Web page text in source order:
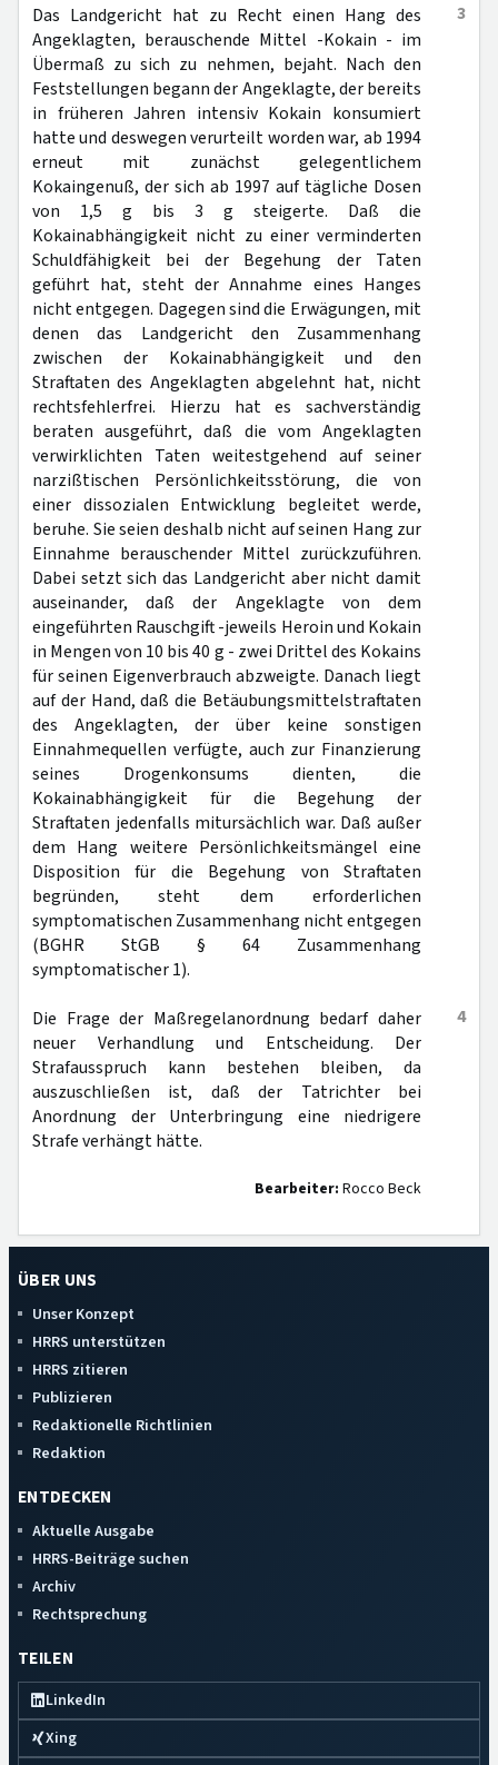
3
Das Landgericht hat zu Recht einen Hang des
Angeklagten, berauschende Mittel -Kokain - im
Übermaß zu sich zu nehmen, bejaht. Nach den
Feststellungen begann der Angeklagte, der bereits
in früheren Jahren intensiv Kokain konsumiert
hatte und deswegen verurteilt worden war, ab 1994
erneut mit zunächst gelegentlichem
Kokaingenuß, der sich ab 1997 auf tägliche Dosen
von 1,5 g bis 3 g steigerte. Daß die
Kokainabhängigkeit nicht zu einer verminderten
Schuldfähigkeit bei der Begehung der Taten
geführt hat, steht der Annahme eines Hanges
nicht entgegen. Dagegen sind die Erwägungen, mit
denen das Landgericht den Zusammenhang
zwischen der Kokainabhängigkeit und den
Straftaten des Angeklagten abgelehnt hat, nicht
rechtsfehlerfrei. Hierzu hat es sachverständig
beraten ausgeführt, daß die vom Angeklagten
verwirklichten Taten weitestgehend auf seiner
narzißtischen Persönlichkeitsstörung, die von
einer dissozialen Entwicklung begleitet werde,
beruhe. Sie seien deshalb nicht auf seinen Hang zur
Einnahme berauschender Mittel zurückzuführen.
Dabei setzt sich das Landgericht aber nicht damit
auseinander, daß der Angeklagte von dem
eingeführten Rauschgift -jeweils Heroin und Kokain
in Mengen von 10 bis 40 g - zwei Drittel des Kokains
für seinen Eigenverbrauch abzweigte. Danach liegt
auf der Hand, daß die Betäubungsmittelstraftaten
des Angeklagten, der über keine sonstigen
Einnahmequellen verfügte, auch zur Finanzierung
seines Drogenkonsums dienten, die
Kokainabhängigkeit für die Begehung der
Straftaten jedenfalls mitursächlich war. Daß außer
dem Hang weitere Persönlichkeitsmängel eine
Disposition für die Begehung von Straftaten
begründen, steht dem erforderlichen
symptomatischen Zusammenhang nicht entgegen
(BGHR StGB § 64 Zusammenhang
symptomatischer 1).
4
Die Frage der Maßregelanordnung bedarf daher
neuer Verhandlung und Entscheidung. Der
Strafausspruch kann bestehen bleiben, da
auszuschließen ist, daß der Tatrichter bei
Anordnung der Unterbringung eine niedrigere
Strafe verhängt hätte.
Bearbeiter: Rocco Beck
ÜBER UNS
Unser Konzept
HRRS unterstützen
HRRS zitieren
Publizieren
Redaktionelle Richtlinien
Redaktion
ENTDECKEN
Aktuelle Ausgabe
HRRS-Beiträge suchen
Archiv
Rechtsprechung
TEILEN
LinkedIn
Xing